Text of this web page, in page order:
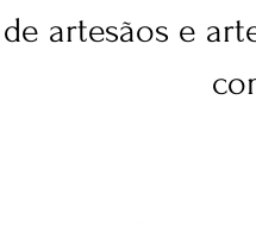
artesãos e